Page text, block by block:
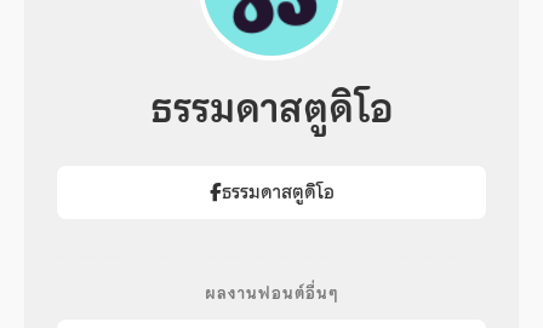
ธรรมดาสตูดิโอ
ธรรมดาสตูดิโอ
ผลงานฟอนต์อื่นๆ